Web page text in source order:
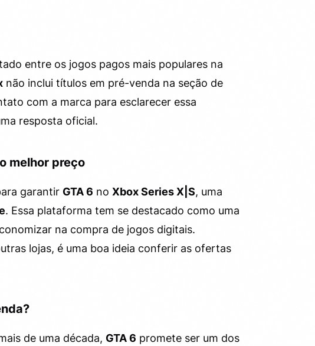
entre os jogos pagos mais populares na
não inclui títulos em pré-venda na seção de
com a marca para esclarecer essa
resposta oficial.
melhor preço
garantir GTA 6 no Xbox Series X|S, uma
. Essa plataforma tem se destacado como uma
na compra de jogos digitais.
lojas, é uma boa ideia conferir as ofertas
de uma década, GTA 6 promete ser um dos